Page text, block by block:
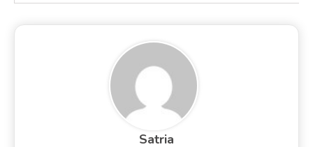
Satria